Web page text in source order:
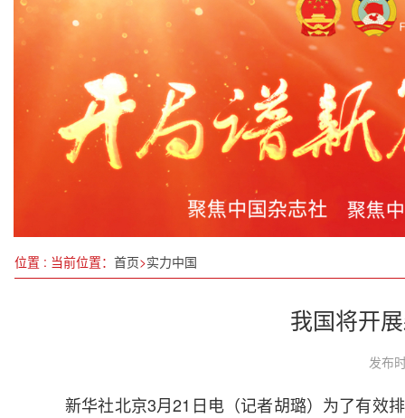
宜春市“869”行动计划实施进展显著，工业发展势
第八届世界无人机大会在深圳成功召开
打造更多数据应用场景，有关部门这样发力
丁名磊：与时代同频共振，以智库力量助力“十五
消防培“训”入“心” 防患未“燃”于“行”
位置 : 当前位置： 首页>实力中国
我国将开
发布
新华社北京3月21日电（记者胡璐）为了有效